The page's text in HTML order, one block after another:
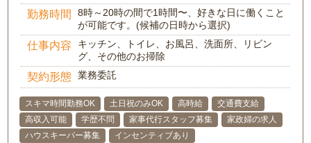
勤務時間
8時～20時の間で1時間〜、好きな日に働くこと
が可能です。(候補の日時から選択)
仕事内容
キッチン、トイレ、お風呂、洗面所、リビン
グ、その他のお掃除
契約形態 業務委託
スキマ時間勤務OK 土日祝のみOK 高時給
交通費支給
高収入可能
学歴不問 家事代行スタッフ募集
家政婦の求人
ハウスキーパー募集
インセンティブあり